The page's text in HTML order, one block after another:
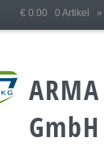
€ 0.00 0 Artikel